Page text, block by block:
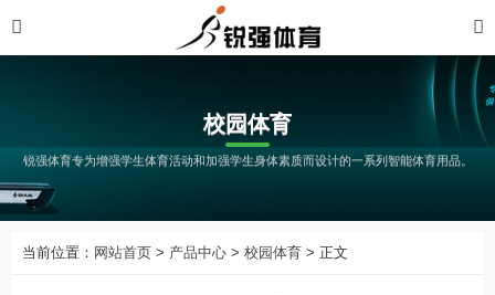
校园体育
锐强体育专为增强学生体育活动和加强学生身体素质而设计的一系列智能体育用品。
当前位置： 网站首页 > 产品中心 > 校园体育 > 正文